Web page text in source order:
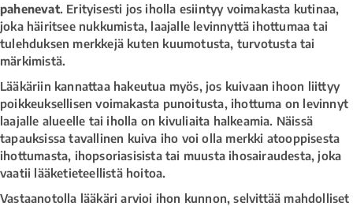
pahenevat. Erityisesti jos iholla esiintyy voimakasta kutinaa,
joka häiritsee nukkumista, laajalle levinnyttä ihottumaa tai
tulehduksen merkkejä kuten kuumotusta, turvotusta tai
märkimistä.
Lääkäriin kannattaa hakeutua myös, jos kuivaan ihoon liittyy
poikkeuksellisen voimakasta punoitusta, ihottuma on levinnyt
laajalle alueelle tai iholla on kivuliaita halkeamia. Näissä
tapauksissa tavallinen kuiva iho voi olla merkki atooppisesta
ihottumasta, ihopsoriasisista tai muusta ihosairaudesta, joka
vaatii lääketieteellistä hoitoa.
Vastaanotolla lääkäri arvioi ihon kunnon, selvittää mahdolliset